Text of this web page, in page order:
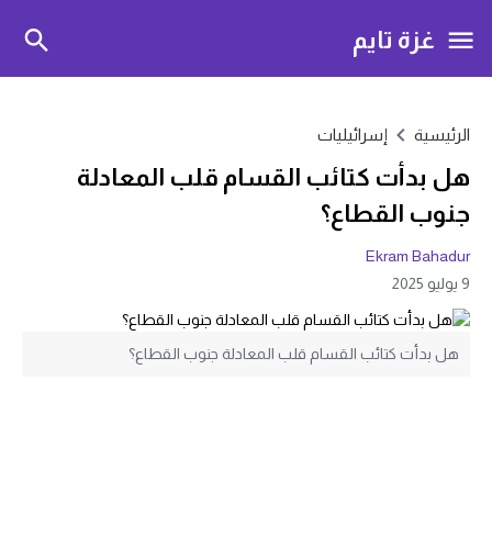
غزة تايم
الرئيسية إسرائيليات
هل بدأت كتائب القسام قلب المعادلة
جنوب القطاع؟
Ekram Bahadur
9 يوليو 2025
هل بدأت كتائب القسام قلب المعادلة جنوب القطاع؟